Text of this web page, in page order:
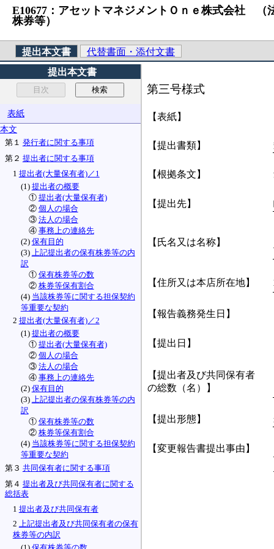
E10677：アセットマネジメントＯｎｅ株式会社 （
株券等）
提出本文書
代替書面・添付文書
提出本文書